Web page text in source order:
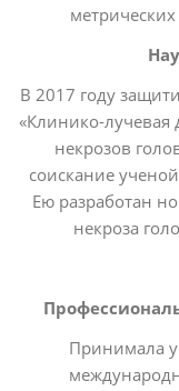
В 2017 году
«Клинико-лучевая
некрозов
соискание
Ею разработан
некроза
Принимала